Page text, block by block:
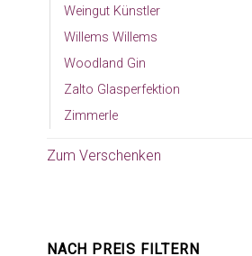
Weingut Künstler
Willems Willems
Woodland Gin
Zalto Glasperfektion
Zimmerle
Zum Verschenken
NACH PREIS FILTERN